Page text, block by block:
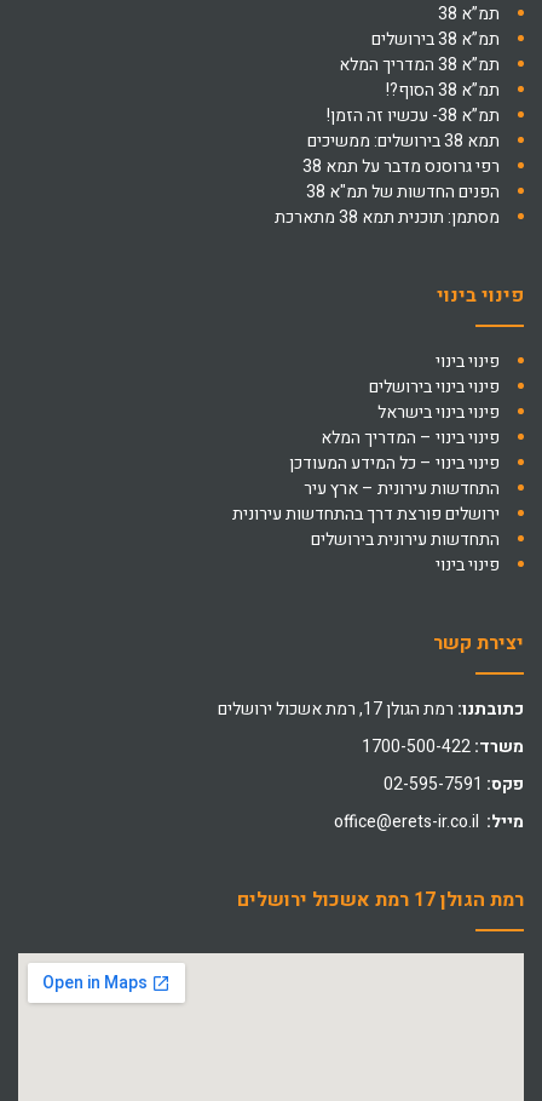
תמ”א 38
תמ”א 38 בירושלים
תמ”א 38 המדריך המלא
תמ”א 38 הסוף?!
תמ”א 38- עכשיו זה הזמן!
תמא 38 בירושלים: ממשיכים
רפי גרוסנס מדבר על תמא 38
הפנים החדשות של תמ"א 38
מסתמן: תוכנית תמא 38 מתארכת
פינוי בינוי
פינוי בינוי
פינוי בינוי בירושלים
פינוי בינוי בישראל
פינוי בינוי – המדריך המלא
פינוי בינוי – כל המידע המעודכן
התחדשות עירונית – ארץ עיר
ירושלים פורצת דרך בהתחדשות עירונית
התחדשות עירונית בירושלים
פינוי בינוי
יצירת קשר
כתובתנו: רמת הגולן 17, רמת אשכול ירושלים
משרד:
פקס:
מייל: office@erets-ir.co.il
רמת הגולן 17 רמת אשכול ירושלים